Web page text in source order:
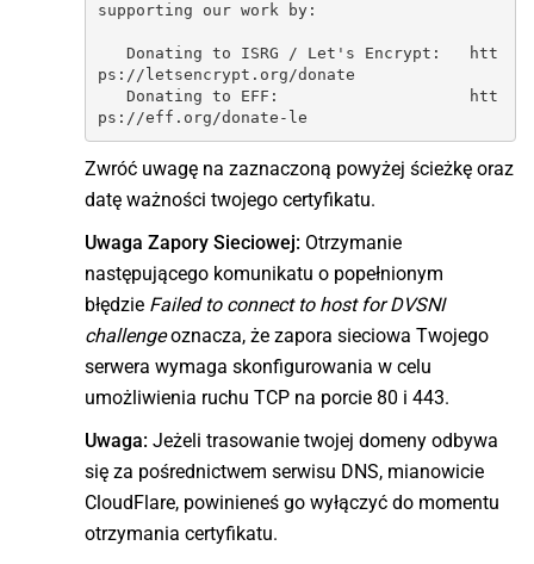
supporting our work by:
ps://letsencrypt.org/donate
ps://eff.org/donate-le
Zwróć uwagę na zaznaczoną powyżej ścieżkę oraz
datę ważności twojego certyfikatu.
Uwaga Zapory Sieciowej: Otrzymanie
następującego komunikatu o popełnionym
błędzie Failed to connect to host for DVSNI
challengeoznacza, że zapora sieciowa Twojego
serwera wymaga skonfigurowania w celu
umożliwienia ruchu TCP na porcie 80 i 443.
Uwaga: Jeżeli trasowanie twojej domeny odbywa
się za pośrednictwem serwisu DNS, mianowicie
CloudFlare, powinieneś go wyłączyć do momentu
otrzymania certyfikatu.